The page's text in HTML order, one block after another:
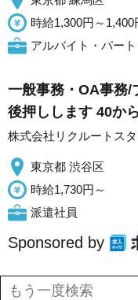
時給1,300円～1,400
アルバイト・パート
一般事務・OA事務/
後押しします 40か
株式会社リクルートス
東京都 渋谷区
時給1,730円～
派遣社員
Sponsored by